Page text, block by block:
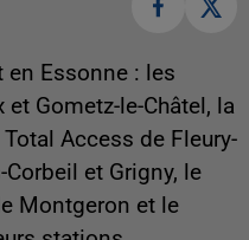
en Essonne : les
et Gometz-le-Châtel, la
Access de Fleury-
et Grigny, le
Montgeron et le